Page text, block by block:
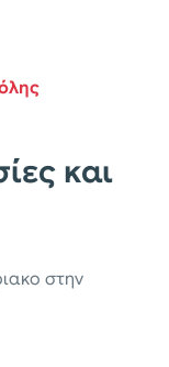
και
στην